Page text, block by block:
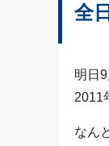
全
明日
2011
なん